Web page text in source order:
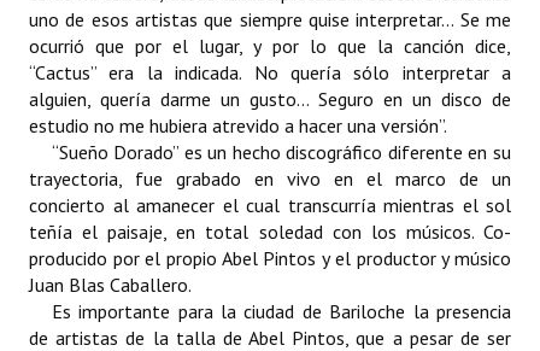
Premio al Mérito - Registro
Audiencias Públicas - Registro
Mujeres que Dejaron Huellas - Registro
Periodistas Decanos - Registro
Ciudadano Ilustre - Registro
Banca del Vecino - Registro
Huéspedes de Honor - Registro
uno de esos artistas que siempre quise interpretar… Se me
ocurrió que por el lugar, y por lo que la canción dice,
“Cactus” era la indicada. No quería sólo interpretar a
alguien, quería darme un gusto… Seguro en un disco de
estudio no me hubiera atrevido a hacer una versión”.
“Sueño Dorado” es un hecho discográfico diferente en su
trayectoria, fue grabado en vivo en el marco de un
concierto al amanecer el cual transcurría mientras el sol
teñía el paisaje, en total soledad con los músicos. Co-
producido por el propio Abel Pintos y el productor y músico
Juan Blas Caballero.
Es importante para la ciudad de Bariloche la presencia
de artistas de la talla de Abel Pintos, que a pesar de ser